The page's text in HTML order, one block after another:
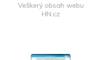
Veškerý obsah webu
HN.cz